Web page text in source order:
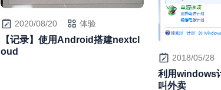
2020/08/20 体验
【记录】使用Android搭建nextcl
oud
2018/05/28
利用windows
叫外卖